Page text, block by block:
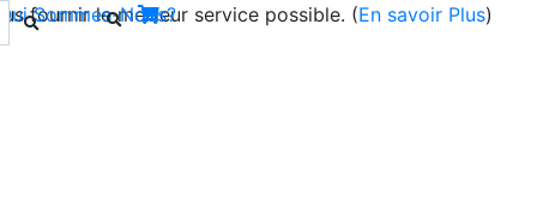
fournir le meilleur service possible. (En savoir Plus)
Sommes-Nous?